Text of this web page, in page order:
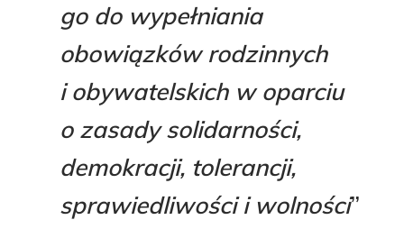
go do wypełniania
obowiązków rodzinnych
i obywatelskich w oparciu
o zasady solidarności,
demokracji, tolerancji,
sprawiedliwości i wolności”